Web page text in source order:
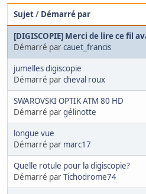
Sujet/ Démarré par
[DIGISCOPIE] Merci de lire ce fil
Démarré parcauet_francis
jumelles digiscopie
Démarré parcheval roux
SWAROVSKI OPTIK ATM 80 HD
Démarré pargélinotte
longue vue
Démarré par marc17
Quelle rotule pour la digiscopie?
Démarré parTichodrome74